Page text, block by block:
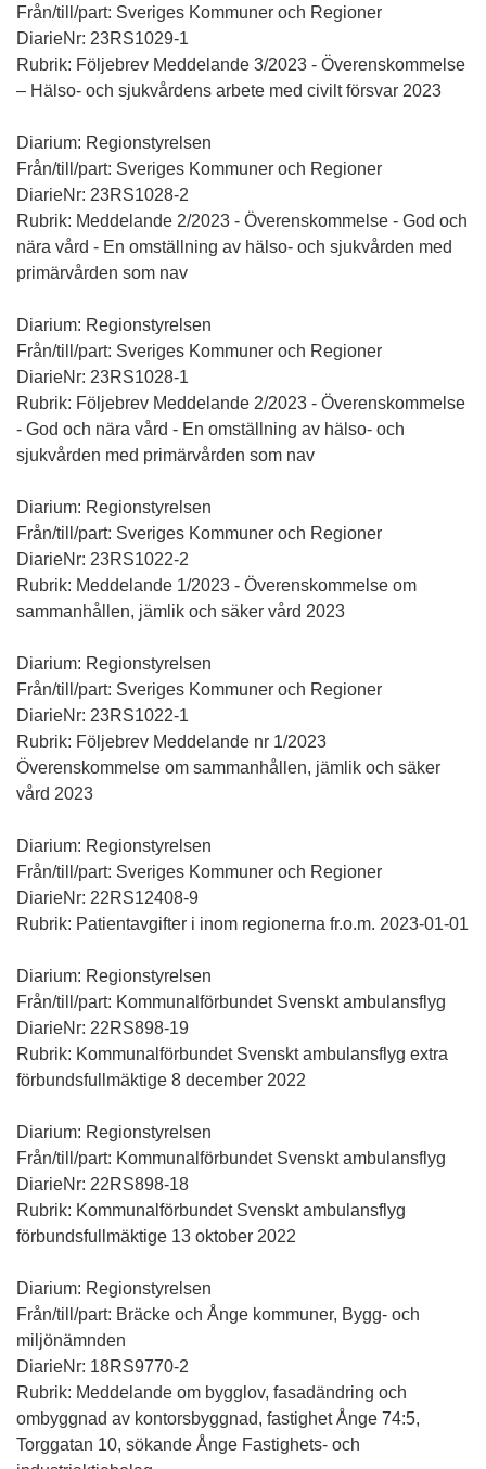
Från/till/part: Sveriges Kommuner och Regioner
DiarieNr: 23RS1029-1
Rubrik: Följebrev Meddelande 3/2023 - Överenskommelse
– Hälso- och sjukvårdens arbete med civilt försvar 2023
Diarium: Regionstyrelsen
Från/till/part: Sveriges Kommuner och Regioner
DiarieNr: 23RS1028-2
Rubrik: Meddelande 2/2023 - Överenskommelse - God och
nära vård - En omställning av hälso- och sjukvården med
primärvården som nav
Diarium: Regionstyrelsen
Från/till/part: Sveriges Kommuner och Regioner
DiarieNr: 23RS1028-1
Rubrik: Följebrev Meddelande 2/2023 - Överenskommelse
- God och nära vård - En omställning av hälso- och
sjukvården med primärvården som nav
Diarium: Regionstyrelsen
Från/till/part: Sveriges Kommuner och Regioner
DiarieNr: 23RS1022-2
Rubrik: Meddelande 1/2023 - Överenskommelse om
sammanhållen, jämlik och säker vård 2023
Diarium: Regionstyrelsen
Från/till/part: Sveriges Kommuner och Regioner
DiarieNr: 23RS1022-1
Rubrik: Följebrev Meddelande nr 1/2023
Överenskommelse om sammanhållen, jämlik och säker
vård 2023
Diarium: Regionstyrelsen
Från/till/part: Sveriges Kommuner och Regioner
DiarieNr: 22RS12408-9
Rubrik: Patientavgifter i inom regionerna fr.o.m. 2023-01-01
Diarium: Regionstyrelsen
Från/till/part: Kommunalförbundet Svenskt ambulansflyg
DiarieNr: 22RS898-19
Rubrik: Kommunalförbundet Svenskt ambulansflyg extra
förbundsfullmäktige 8 december 2022
Diarium: Regionstyrelsen
Från/till/part: Kommunalförbundet Svenskt ambulansflyg
DiarieNr: 22RS898-18
Rubrik: Kommunalförbundet Svenskt ambulansflyg
förbundsfullmäktige 13 oktober 2022
Diarium: Regionstyrelsen
Från/till/part: Bräcke och Ånge kommuner, Bygg- och
miljönämnden
DiarieNr: 18RS9770-2
Rubrik: Meddelande om bygglov, fasadändring och
ombyggnad av kontorsbyggnad, fastighet Ånge 74:5,
Torggatan 10, sökande Ånge Fastighets- och